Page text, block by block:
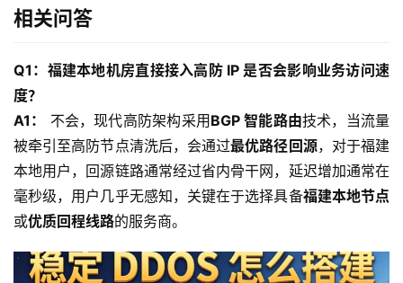
联
网
动
态
关
于
我
相关问答
Q1：福建本地机房直接接入高防 IP 是否会影响业务访问速
度？
A1：
不会，现代高防架构采用 BGP 智能路由技术，当流量
被牵引至高防节点清洗后，会通过最优路径回源，对于福建
本地用户，回源链路通常经过省内骨干网，延迟增加通常在
毫秒级，用户几乎无感知，关键在于选择具备福建本地节点
或优质回程线路的服务商。